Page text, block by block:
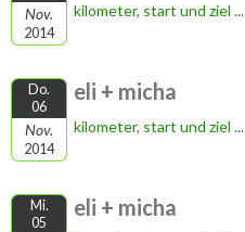
Nov.
2014
kilometer, start und ziel ...
Do.
06
Nov.
2014
eli + micha
kilometer, start und ziel ...
Mi.
05
eli + micha